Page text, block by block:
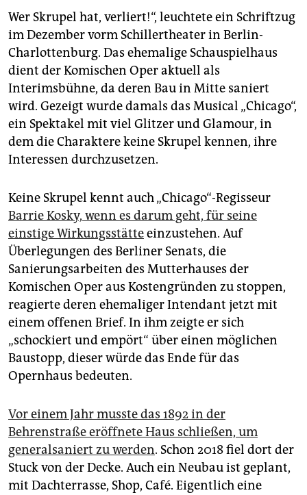
unterstützen
abo
genossenschaft
epaper login
Wer Skrupel hat, verliert!“, leuchtete ein Schriftzug
im Dezember vorm Schillertheater in Berlin-
Charlottenburg. Das ehemalige Schauspielhaus
dient der Komischen Oper aktuell als
Interimsbühne, da deren Bau in Mitte saniert
wird. Gezeigt wurde damals das Musical „Chicago“,
ein Spektakel mit viel Glitzer und Glamour, in
dem die Charaktere keine Skrupel kennen, ihre
Interessen durchzusetzen.
Keine Skrupel kennt auch „Chicago“-Regisseur
Barrie Kos­ky, wenn es darum geht, für seine
einstige Wirkungsstätteeinzustehen. Auf
Überlegungen des Berliner Senats, die
Sanierungsarbeiten des Mutterhauses der
Komischen Oper aus Kostengründen zu stoppen,
reagierte deren ehemaliger Intendant jetzt mit
einem offenen Brief. In ihm zeigte er sich
„schockiert und empört“ über einen möglichen
Baustopp, dieser würde das Ende für das
Opernhaus bedeuten.
Vor einem Jahr musste das 1892 in der
Behrenstraße eröffnete Haus schließen, um
generalsaniert zu werden. Schon 2018 fiel dort der
Stuck von der Decke. Auch ein Neubau ist geplant,
mit Dachterrasse, Shop, Café. Eigentlich eine